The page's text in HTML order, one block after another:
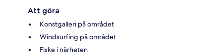
Att göra
Konstgalleri på området
Windsurfing på området
Fiske i närheten